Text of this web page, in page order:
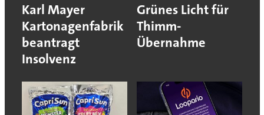
Karl Mayer
Kartonagenfabrik
beantragt
Insolvenz
Grünes Licht für
Thimm-
Übernahme